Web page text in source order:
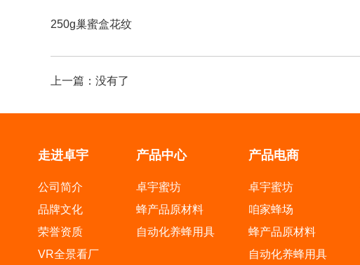
250g巢蜜盒花纹
上一篇： 没有了
走进卓宇
公司简介
品牌文化
荣誉资质
VR全景看厂
产品中心
卓宇蜜坊
蜂产品原材料
自动化养蜂用具
产品电商
卓宇蜜坊
咱家蜂场
蜂产品原材料
自动化养蜂用具